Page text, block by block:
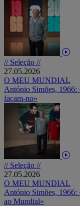
// Seleção //
27.05.2026
O MEU MUNDIAL
António Simões, 1966:
façam-no»
// Seleção //
27.05.2026
O MEU MUNDIAL
António Simões, 1966:
ao Mundial»